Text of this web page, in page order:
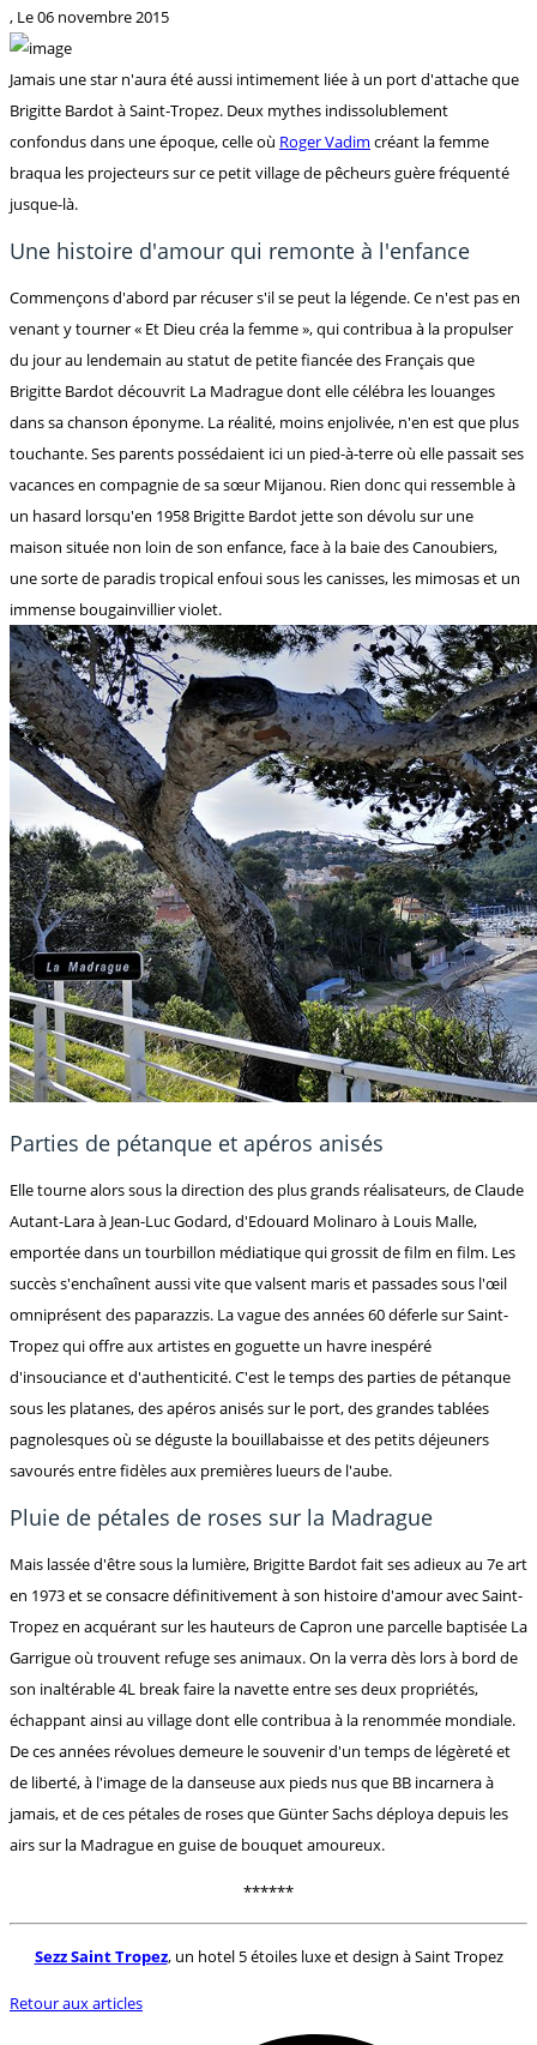
, Le06 novembre 2015
Jamais une star n'aura été aussi intimement liée à un port d'attache que
Brigitte Bardot à Saint-Tropez. Deux mythes indissolublement
confondus dans une époque, celle où Roger Vadim créant la femme
braqua les projecteurs sur ce petit village de pêcheurs guère fréquenté
jusque-là.
Une histoire d'amour qui remonte à l'enfance
Commençons d'abord par récuser s'il se peut la légende. Ce n'est pas en
venant y tourner « Et Dieu créa la femme », qui contribua à la propulser
du jour au lendemain au statut de petite fiancée des Français que
Brigitte Bardot découvrit La Madrague dont elle célébra les louanges
dans sa chanson éponyme. La réalité, moins enjolivée, n'en est que plus
touchante. Ses parents possédaient ici un pied-à-terre où elle passait ses
vacances en compagnie de sa sœur Mijanou. Rien donc qui ressemble à
un hasard lorsqu'en 1958 Brigitte Bardot jette son dévolu sur une
maison située non loin de son enfance, face à la baie des Canoubiers,
une sorte de paradis tropical enfoui sous les canisses, les mimosas et un
immense bougainvillier violet.
Parties de pétanque et apéros anisés
Elle tourne alors sous la direction des plus grands réalisateurs, de Claude
Autant-Lara à Jean-Luc Godard, d'Edouard Molinaro à Louis Malle,
emportée dans un tourbillon médiatique qui grossit de film en film. Les
succès s'enchaînent aussi vite que valsent maris et passades sous l'œil
omniprésent des paparazzis. La vague des années 60 déferle sur Saint-
Tropez qui offre aux artistes en goguette un havre inespéré
d'insouciance et d'authenticité. C'est le temps des parties de pétanque
sous les platanes, des apéros anisés sur le port, des grandes tablées
pagnolesques où se déguste la bouillabaisse et des petits déjeuners
savourés entre fidèles aux premières lueurs de l'aube.
Pluie de pétales de roses sur la Madrague
Mais lassée d'être sous la lumière, Brigitte Bardot fait ses adieux au 7e art
en 1973 et se consacre définitivement à son histoire d'amour avec Saint-
Tropez en acquérant sur les hauteurs de Capron une parcelle baptisée La
Garrigue où trouvent refuge ses animaux. On la verra dès lors à bord de
son inaltérable 4L break faire la navette entre ses deux propriétés,
échappant ainsi au village dont elle contribua à la renommée mondiale.
De ces années révolues demeure le souvenir d'un temps de légèreté et
de liberté, à l'image de la danseuse aux pieds nus que BB incarnera à
jamais, et de ces pétales de roses que Günter Sachs déploya depuis les
airs sur la Madrague en guise de bouquet amoureux.
******
Sezz Saint Tropez, un hotel 5 étoiles luxe et design à Saint Tropez
Retour aux articles